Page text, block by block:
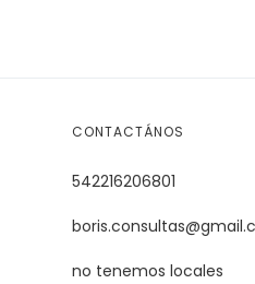
CONTACTÁNOS
542216206801
no tenemos locales